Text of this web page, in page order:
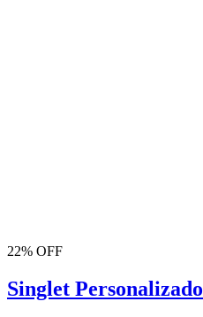
22% OFF
Singlet Personalizado